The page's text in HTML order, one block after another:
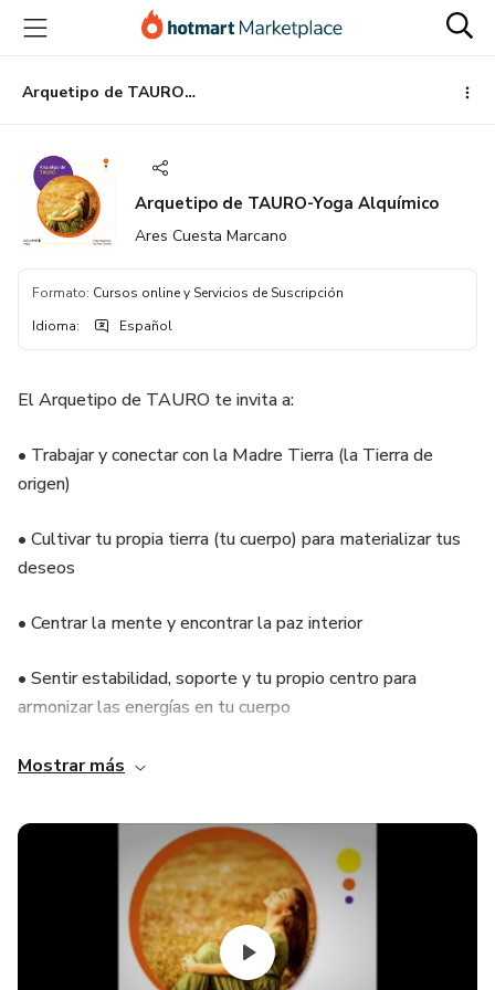
principal
página
de
página
Arquetipo de TAURO-Yoga Alquímico
Arquetipo de TAURO-Yoga Alquímico
Ares Cuesta Marcano
Formato: Cursos online y Servicios de Suscripción
Idioma: Español
El Arquetipo de TAURO te invita a:
• Trabajar y conectar con la Madre Tierra (la Tierra de
origen)
• Cultivar tu propia tierra (tu cuerpo) para materializar tus
deseos
• Centrar la mente y encontrar la paz interior
• Sentir estabilidad, soporte y tu propio centro para
armonizar las energías en tu cuerpo
• Conectar con la belleza y armonía, con una vibración
• Equilibrar la desarmonía de Tauro: avaricia, apego,
materialismo, obsesión, preocupación, rigidez corporal…
💕Aquí tienes un Yoga hecho especialmente para ti,
MUJER SENSIBLE, CONSCIENTE y con ganas de SEGUIR
Mostrar más